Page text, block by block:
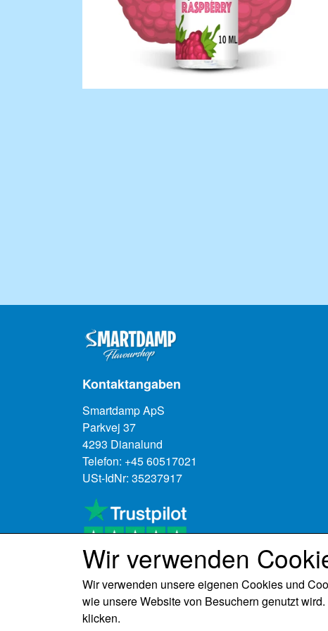
Kontaktangaben
Smartdamp ApS
Parkvej 37
4293 Dianalund
Telefon: +45 60517021
USt-IdNr: 35237917
Wir verwenden
Wir verwenden unsere eigenen Cookies und
wie unsere Website von Besuchern genutzt
klicken.